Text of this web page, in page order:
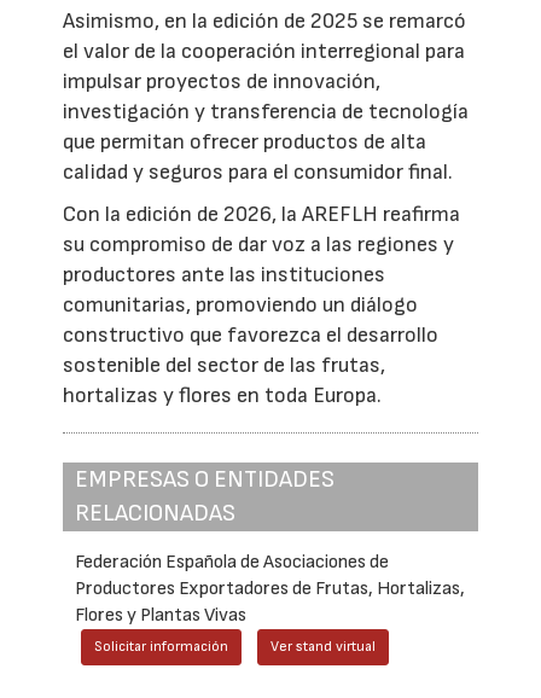
Asimismo, en la edición de 2025 se remarcó
el valor de la cooperación interregional para
impulsar proyectos de innovación,
investigación y transferencia de tecnología
que permitan ofrecer productos de alta
calidad y seguros para el consumidor final.
Con la edición de 2026, la AREFLH reafirma
su compromiso de dar voz a las regiones y
productores ante las instituciones
comunitarias, promoviendo un diálogo
constructivo que favorezca el desarrollo
sostenible del sector de las frutas,
hortalizas y flores en toda Europa.
EMPRESAS O ENTIDADES
RELACIONADAS
Federación Española de Asociaciones de
Productores Exportadores de Frutas, Hortalizas,
Flores y Plantas Vivas
Solicitar información Ver stand virtual